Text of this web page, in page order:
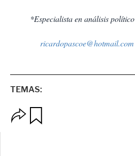
*Especialista en análisis político
ricardopascoe@hotmail.com
TEMAS:
p